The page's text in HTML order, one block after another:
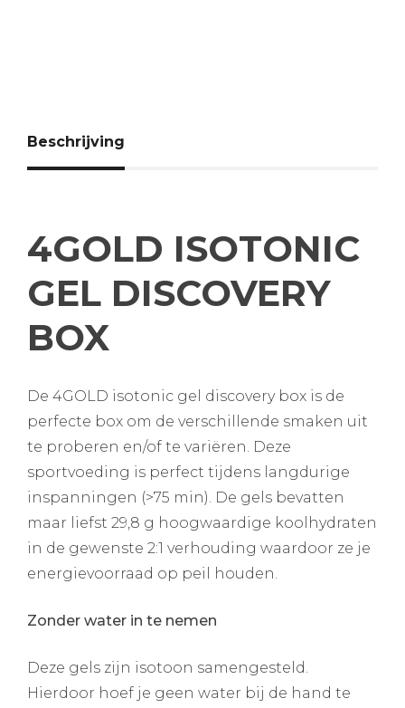
Beschrijving
4GOLD ISOTONIC
GEL DISCOVERY
BOX
De 4GOLD isotonic gel discovery box is de
perfecte box om de verschillende smaken uit
te proberen en/of te variëren. Deze
sportvoeding is perfect tijdens langdurige
inspanningen (>75 min). De gels bevatten
maar liefst 29,8 g hoogwaardige koolhydraten
in de gewenste 2:1 verhouding waardoor ze je
energievoorraad op peil houden.
Zonder water in te nemen
Deze gels zijn isotoon samengesteld.
Hierdoor hoef je geen water bij de hand te